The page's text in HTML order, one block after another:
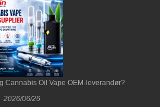
Cannabis Oil Vape OEM-leverandør?
2026/06/26